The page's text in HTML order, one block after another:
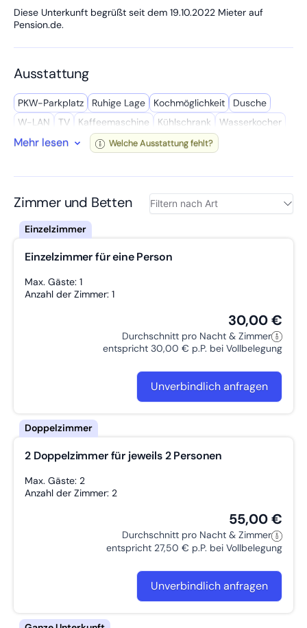
Bei längerer Mietdauer erstellen wir gerne für Sie ein
individuelles Angebot!
Diese Unterkunft begrüßt seit dem 19.10.2022 Mieter auf
Pension.de.
Ausstattung
PKW-Parkplatz Ruhige Lage Kochmöglich­keit
Dusche
W-LAN
TV Kaffee­maschine Kühl­schrank
Wasserkocher
Reinigungsmittel
Spül­maschine
WC
Getrennte Betten
Handtücher inkl.
Gute Vekehrsanbindung
Wasch­maschine
Geschäfte in der Nähe
Mehr lesen Welche Ausstattung fehlt?
Zimmer und Betten
Einzelzimmer für eine Person
Max. Gäste: 1
Anzahl der Zimmer: 1
30,00 €
Durchschnitt pro Nacht & Zimmer
entspricht 30,00 € p.P. bei Vollbelegung
Unverbindlich anfragen
2 Doppelzimmer für jeweils 2 Personen
Max. Gäste: 2
Anzahl der Zimmer: 2
55,00 €
Durchschnitt pro Nacht & Zimmer
entspricht 27,50 € p.P. bei Vollbelegung
Unverbindlich anfragen